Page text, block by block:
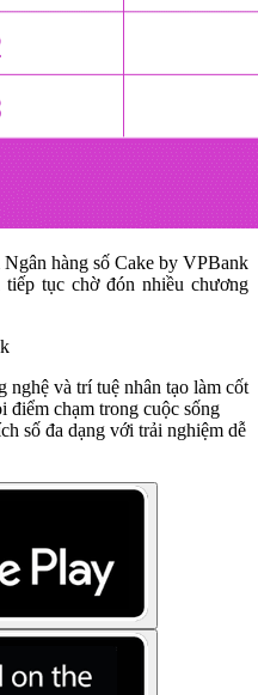
hàng số Cake by VPBank
tiếp tục chờ đón nhiều chương
nghệ và trí tuệ nhân tạo làm cốt
điểm chạm trong cuộc sống
số đa dạng với trải nghiệm dễ